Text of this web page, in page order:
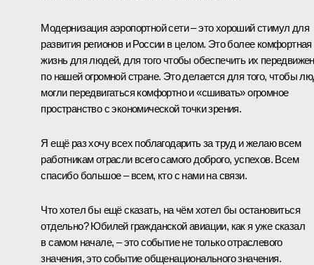
Модернизация аэропортной сети – это хороший стимул для
развития регионов и России в целом. Это более комфортная
жизнь для людей, для того чтобы обеспечить их
по нашей огромной стране. Это делается для того, чтобы
могли передвигаться комфортно и «сшивать» огромное
пространство с экономической точки зрения.
Я ещё раз хочу всех поблагодарить за труд и желаю всем
работникам отрасли всего самого доброго, успехов. Всем
спасибо большое – всем, кто с нами на связи.
Что хотел бы ещё сказать, на чём хотел бы остановиться
отдельно? Юбилей гражданской авиации, как я уже сказал
в самом начале, – это событие не только отраслевого
значения, это событие общенационального значения.